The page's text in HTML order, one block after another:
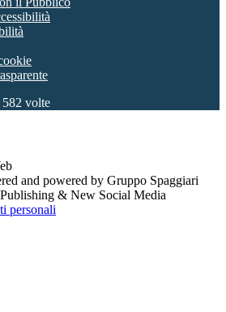
582 volte
and powered by Gruppo Spaggiari
& New Social Media
personali